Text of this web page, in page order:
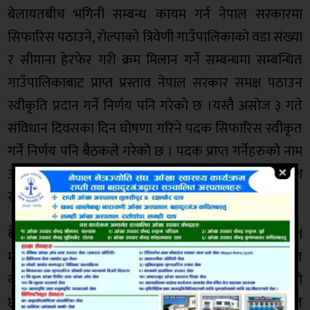
बेलायतबीच भगिनी सम्बन्ध कायम गर्न नेपाल सरकारमा
सिफारिस पठाउने, रोल्पाको त्रिवेणी गाउँपालिकाको वडा संख्या
र सीमाना हेरफेर गरी क्रम मिलान गर्ने सम्बन्धमा सम्बन्धित
गाउँपालिकाबाट प्राप्त प्रस्ताव नेपाल सरकार समक्ष पठाउन
स्वीकृति प्रदान गर्ने निर्णय पनि गरेको छ ।यस्तै असोज ३ गते
संविधान दिवसका दिन घोषणा गरिने पदक सिफारिस स्वीकृत
गर्ने निर्णय पनि बैठकले गरेको छ । पदक प्राप्त गर्नेहरुको नाम
असोज ३ गते आन्तरिक मामिला तथा कानुन मन्त्रालयले प्रदेश
राजपत्रमा प्रकाशन गर्ने छ ।
बैठकले आन्तरिक मामिला तथा कानुन मन्त्रालयमा प्रदेश
मामिला सूचना केन्द्रका लागि मन्त्रालय र जिल्लास्थित
कार्यालयका लागि १९ जनाको अस्थायी दरबन्दी स्वीकृत गरेको
छ । बैठकले नेपाल स्वास्थ्य सेवा अन्तर्गत ११ औं तहका डेण्टल